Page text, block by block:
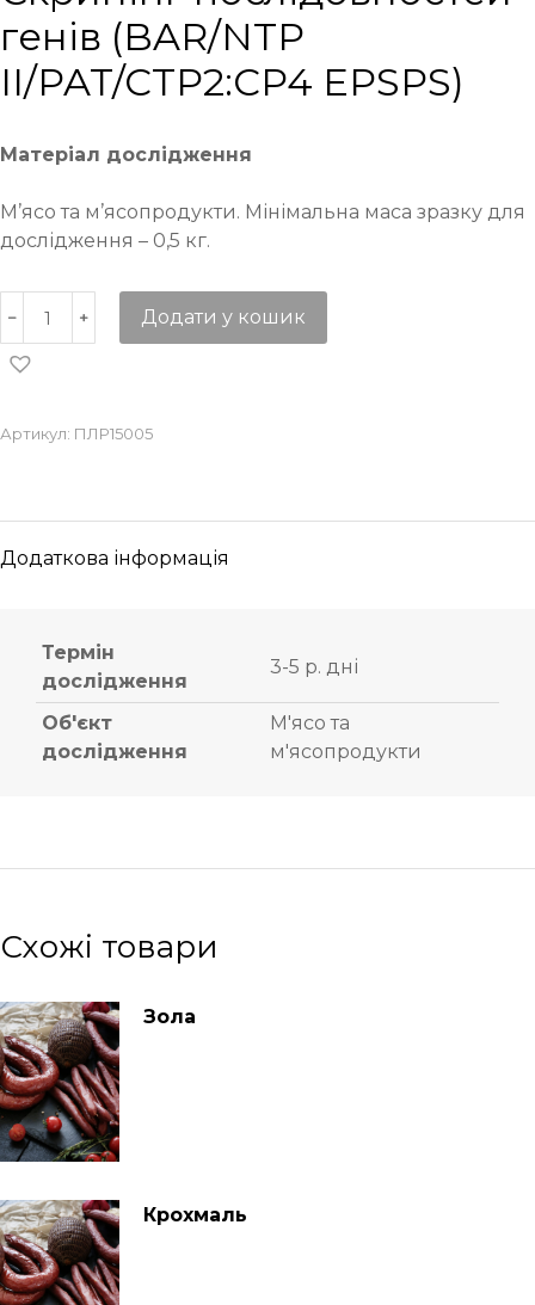
генів (BAR/NTP
II/PAT/CTP2:CP4 EPSPS)
Матеріал дослідження
М’ясо та м’ясопродукти. Мінімальна маса зразку для
дослідження – 0,5 кг.
Додати у кошик
Артикул: ПЛР15005
Додаткова інформація
Термін
дослідження
3-5 р. дні
Об'єкт
дослідження
М'ясо та
м'ясопродукти
Схожі товари
Зола
Крохмаль